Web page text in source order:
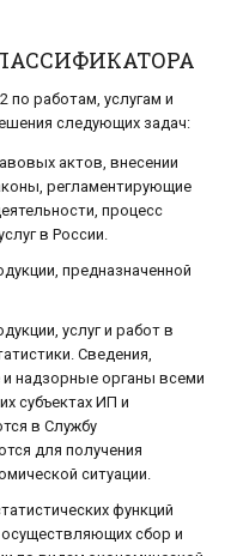
работам, услугам и
следующих задач:
актов, внесении
регламентирующие
процесс
в России.
предназначенной
услуг и работ в
Сведения,
надзорные органы всеми
субъектах ИП и
в Службу
для получения
ситуации.
функций
осуществляющих сбор и